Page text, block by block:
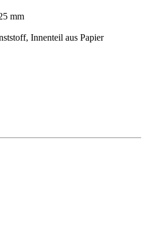
mm
Innenteil aus Papier